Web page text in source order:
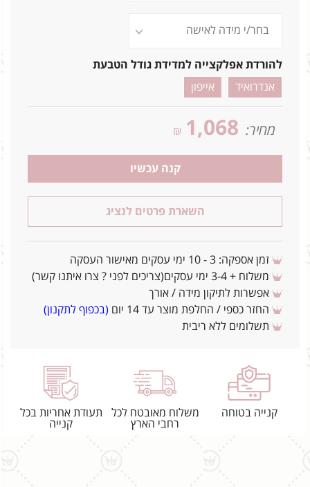
להורדת אפלקצייה למדידת גודל הטבעת
אנדרואיד
אייפון
מחיר: 1,068
₪
קנה עכשיו
השארת פרטים לנציג
זמן אספקה: 3 - 10 ימי עסקים מאישור העסקה
משלוח + 3-4 ימי עסקים(צריכים לפני ? צרו איתנו קשר)
אפשרות לתיקון מידה / אורך
החזר כספי / החלפת מוצר עד 14 יום
(בכפוף לתקנון)
תשלומים ללא ריבית
קנייה בטוחה
משלוח מאובטח לכל
רחבי הארץ
תעודת אחריות בכל
קנייה